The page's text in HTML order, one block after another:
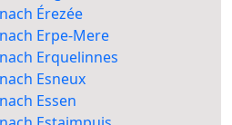
Érezée
Erpe-Mere
Erquelinnes
Esneux
Essen